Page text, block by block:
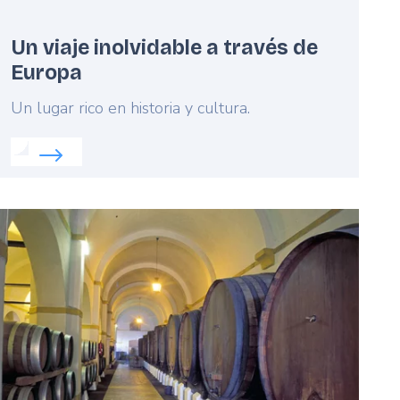
Un viaje inolvidable a través de
Europa
Lead
Un lugar rico en historia y cultura.
Read more about: